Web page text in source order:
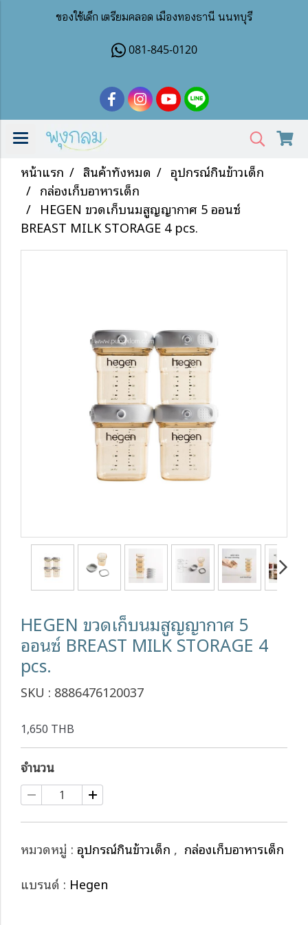
ของใช้เด็ก เตรียมคลอด เมืองทองธานี นนทบุรี
081-845-0120
หน้าแรก สินค้าทั้งหมด
อุปกรณ์กินข้าวเด็ก
กล่องเก็บอาหารเด็ก
HEGEN ขวดเก็บนมสูญญากาศ 5 ออนซ์
BREAST MILK STORAGE 4 pcs.
HEGEN ขวดเก็บนมสูญญากาศ 5
ออนซ์ BREAST MILK STORAGE 4
pcs.
SKU : 8886476120037
1,650 THB
จำนวน
หมวดหมู่ : อุปกรณ์กินข้าวเด็ก , กล่องเก็บอาหารเด็ก
แบรนด์ : Hegen